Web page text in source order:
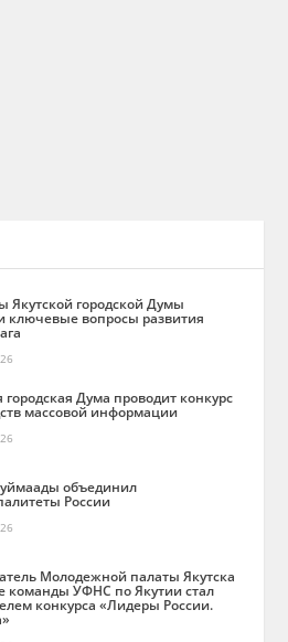
Якутской городской Думы
ключевые вопросы развития
городская Дума проводит конкурс
массовой информации
объединил
России
Молодежной палаты Якутска
команды УФНС по Якутии стал
конкурса «Лидеры России.